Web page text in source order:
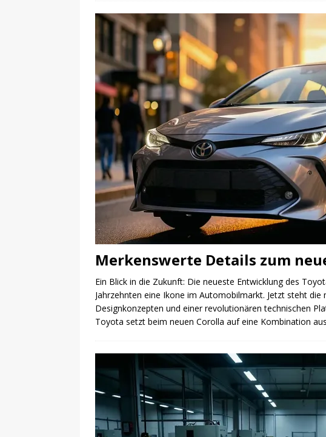
Merkenswerte Details zum
Ein Blick in die Zukunft: Die neueste Entwicklung des
Jahrzehnten eine Ikone im Automobilmarkt. Jetzt steht
Designkonzepten und einer revolutionären technischen
Toyota setzt beim neuen Corolla auf eine Kombination